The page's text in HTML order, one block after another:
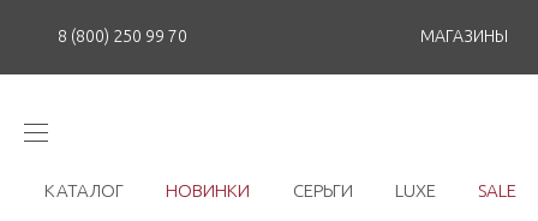
8 (800) 250 99 70 МАГАЗИНЫ
КАТАЛОГ НОВИНКИ СЕРЬГИ LUXE SALE